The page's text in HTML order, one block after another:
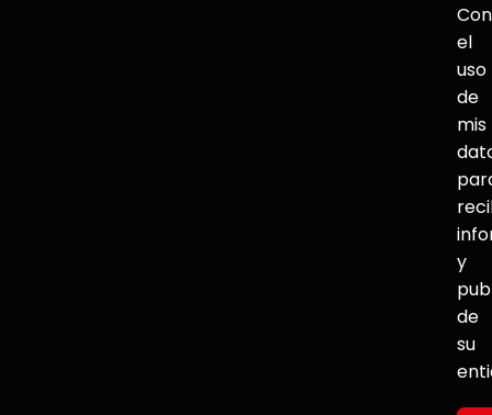
el
uso
de
mis
y
de
su